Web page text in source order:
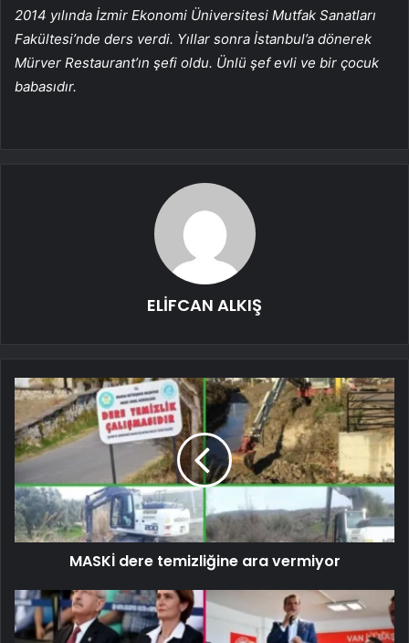
2014 yılında İzmir Ekonomi Üniversitesi Mutfak Sanatları
Fakültesi’nde ders verdi. Yıllar sonra İstanbul’a dönerek
Mürver Restaurant’ın şefi oldu. Ünlü şef evli ve bir çocuk
babasıdır.
ELİFCAN ALKIŞ
MASKİ dere temizliğine ara vermiyor